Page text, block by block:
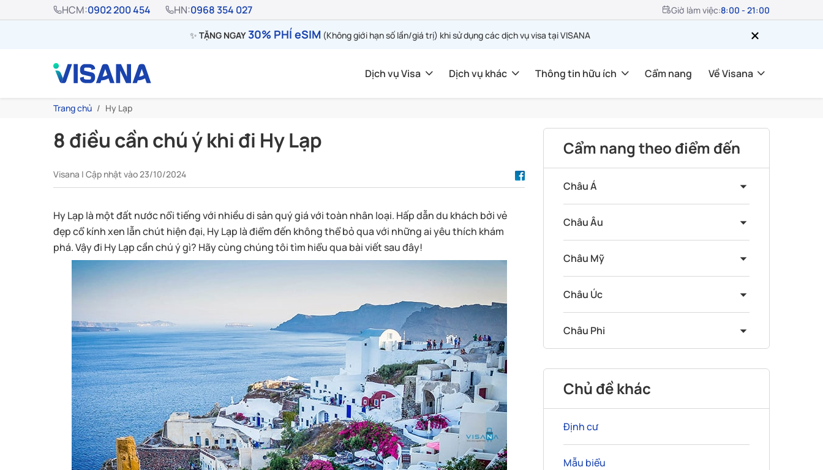
HCM:0902 200 454 HN:0968 354 027 Giờ làm việc:8:00 - 21:00
✨ TẶNG NGAY30% PHÍ eSIM (Không giới hạn số lần/giá trị) khi sử dụng các dịch vụ visa tại VISANA
Dịch vụ Visa Dịch vụ khác Thông tin hữu ích Cẩm nang Về Visana
Trang chủ Hy Lạp
8 điều cần chú ý khi đi Hy Lạp
Visana | Cập nhật vào 23/10/2024
Hy Lạp là một đất nước nổi tiếng với nhiều di sản quý giá với toàn nhân loại. Hấp dẫn du khách bởi vẻ
đẹp cổ kính xen lẫn chút hiện đại, Hy Lạp là điểm đến không thể bỏ qua với những ai yêu thích khám
phá. Vậy đi Hy Lạp cần chú ý gì? Hãy cùng chúng tôi tìm hiểu qua bài viết sau đây!
Cẩm nang theo điểm đến
Châu Á
Châu Âu
Châu Mỹ
Châu Úc
Châu Phi
Chủ đề khác
Định cư
Mẫu biểu